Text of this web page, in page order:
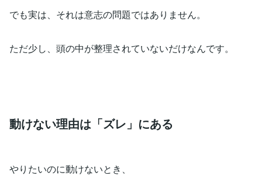
でも実は、それは意志の問題ではありません。
ただ少し、頭の中が整理されていないだけなんです。
動けない理由は「ズレ」にある
やりたいのに動けないとき、